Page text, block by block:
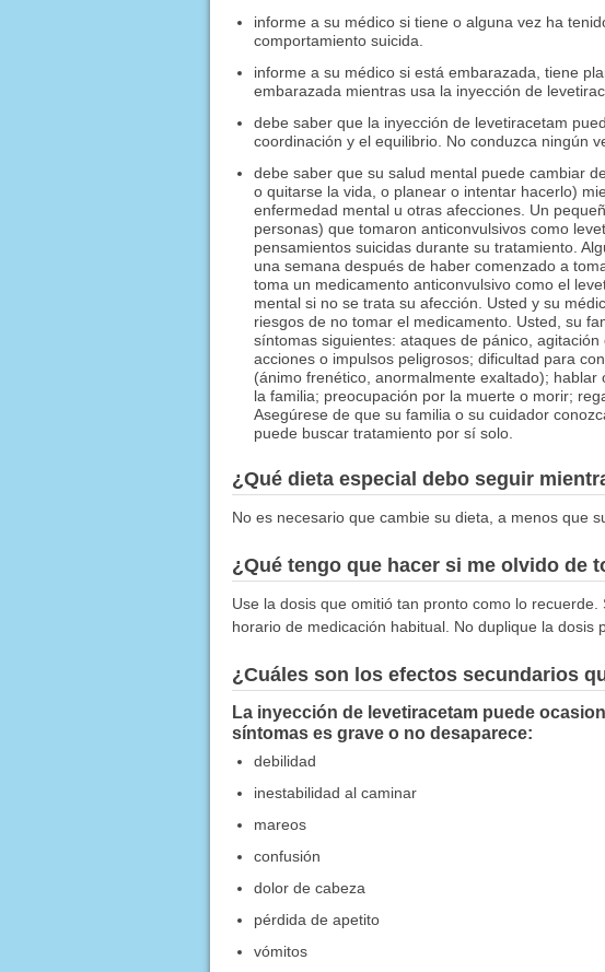
informe a su médico si tiene o alguna vez ha
comportamiento suicida.
informe a su médico si está embarazada, tiene
embarazada mientras usa la inyección de
debe saber que la inyección de levetiracetam
coordinación y el equilibrio. No conduzca ningún
debe saber que su salud mental puede cambiar
o quitarse la vida, o planear o intentar hacerlo)
enfermedad mental u otras afecciones. Un
personas) que tomaron anticonvulsivos como
pensamientos suicidas durante su tratamiento.
una semana después de haber comenzado a
toma un medicamento anticonvulsivo como el
mental si no se trata su afección. Usted y su
riesgos de no tomar el medicamento. Usted, su
síntomas siguientes: ataques de pánico,
acciones o impulsos peligrosos; dificultad para
(ánimo frenético, anormalmente exaltado);
la familia; preocupación por la muerte o morir;
Asegúrese de que su familia o su cuidador
puede buscar tratamiento por sí solo.
¿Qué dieta especial debo seguir
No es necesario que cambie su dieta, a menos que
¿Qué tengo que hacer si me olvido de
Use la dosis que omitió tan pronto como lo
horario de medicación habitual. No duplique la dosis
¿Cuáles son los efectos secundarios
La inyección de levetiracetam puede
síntomas es grave o no desaparece:
debilidad
inestabilidad al caminar
mareos
confusión
dolor de cabeza
pérdida de apetito
vómitos